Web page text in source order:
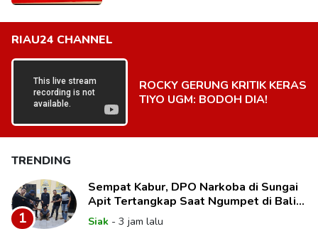
RIAU24 CHANNEL
ROCKY GERUNG KRITIK KERAS
TIYO UGM: BODOH DIA!
TRENDING
1
Sempat Kabur, DPO Narkoba di Sungai
Apit Tertangkap Saat Ngumpet di Balik
Kelambu
Siak - 3 jam lalu